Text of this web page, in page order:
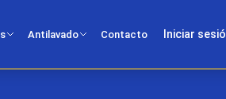
Antilavado Contacto Iniciar